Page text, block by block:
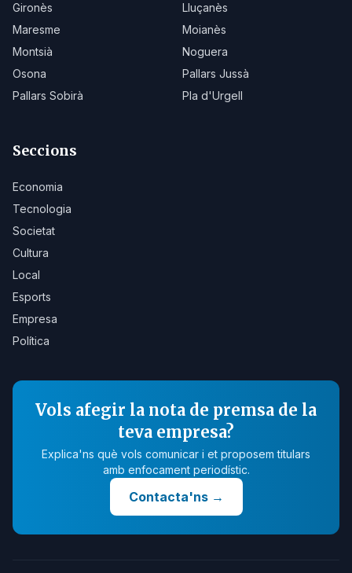
Gironès
Lluçanès
Maresme
Moianès
Montsià
Noguera
Osona
Pallars Jussà
Pallars Sobirà
Pla d'Urgell
Seccions
Economia
Tecnologia
Societat
Cultura
Local
Esports
Empresa
Política
Vols afegir la nota de premsa de la
teva empresa?
Explica'ns què vols comunicar i et proposem titulars
amb enfocament periodístic.
Contacta'ns→